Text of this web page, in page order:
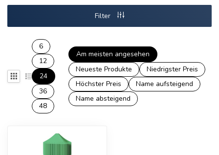
Filter
6
12
24
36
48
Am meisten angesehen
Neueste Produkte
Niedrigster Preis
Höchster Preis
Name aufsteigend
Name absteigend